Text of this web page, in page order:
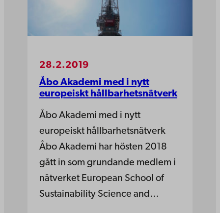
28.2.2019
Åbo Akademi med i nytt
europeiskt hållbarhetsnätverk
Åbo Akademi med i nytt
europeiskt hållbarhetsnätverk
Åbo Akademi har hösten 2018
gått in som grundande medlem i
nätverket European School of
Sustainability Science and…